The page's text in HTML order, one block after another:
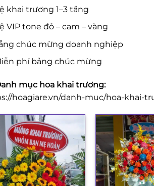
khai trương 1–3 tầng
VIP tone đỏ – cam – vàng
chúc mừng doanh nghiệp
phí bảng chúc mừng
mục hoa khai trương:
hoagiare.vn/danh-muc/hoa-khai-